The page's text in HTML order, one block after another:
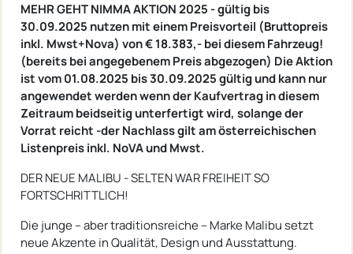
MEHR GEHT NIMMA AKTION 2025 - gültig bis
30.09.2025 nutzen mit einem Preisvorteil (Bruttopreis
inkl. Mwst+Nova) von € 18.383,- bei diesem Fahrzeug!
(bereits bei angegebenem Preis abgezogen) Die Aktion
ist vom 01.08.2025 bis 30.09.2025 gültig und kann nur
angewendet werden wenn der Kaufvertrag in diesem
Zeitraum beidseitig unterfertigt wird, solange der
Vorrat reicht -der Nachlass gilt am österreichischen
Listenpreis inkl. NoVA und Mwst.
DER NEUE MALIBU - SELTEN WAR FREIHEIT SO
FORTSCHRITTLICH!
Die junge – aber traditionsreiche – Marke Malibu setzt
neue Akzente in Qualität, Design und Ausstattung.